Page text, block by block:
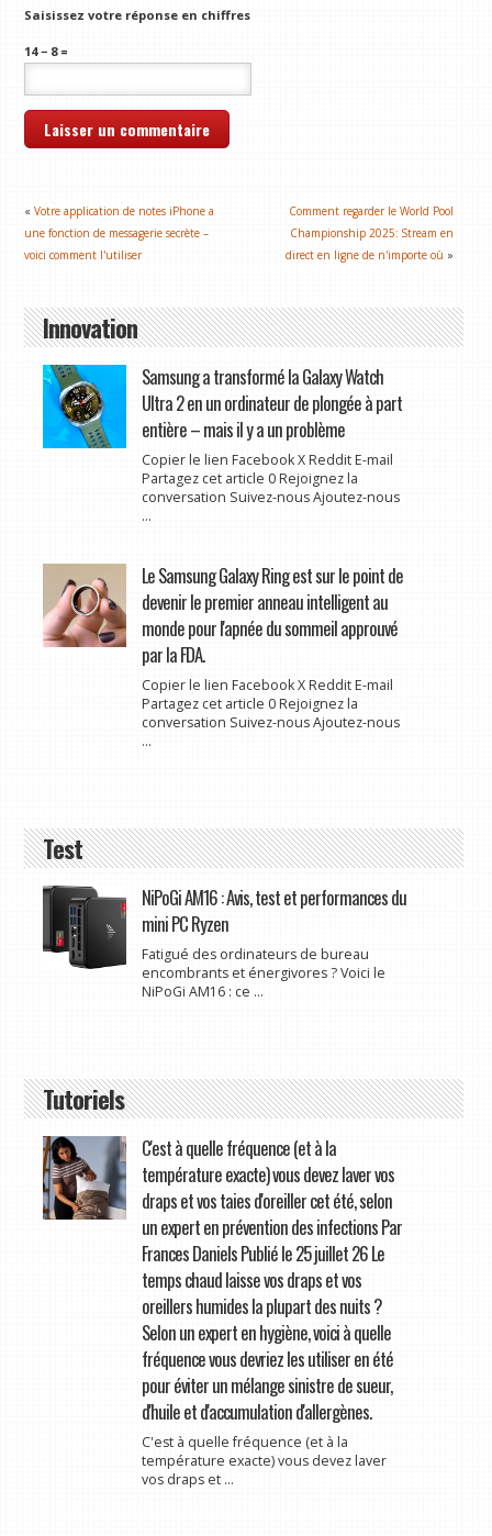
Saisissez votre réponse en chiffres
14 − 8 =
«Votre application de notes iPhone a
une fonction de messagerie secrète –
voici comment l'utiliser
Comment regarder le World Pool
Championship 2025: Stream en
direct en ligne de n'importe où »
Innovation
Samsung a transformé la Galaxy Watch
Ultra 2 en un ordinateur de plongée à part
entière – mais il y a un problème
Copier le lien Facebook X Reddit E-mail
Partagez cet article 0 Rejoignez la
conversation Suivez-nous Ajoutez-nous
...
Le Samsung Galaxy Ring est sur le point de
devenir le premier anneau intelligent au
monde pour l'apnée du sommeil approuvé
par la FDA.
Copier le lien Facebook X Reddit E-mail
Partagez cet article 0 Rejoignez la
conversation Suivez-nous Ajoutez-nous
...
Test
NiPoGi AM16 : Avis, test et performances du
mini PC Ryzen
Fatigué des ordinateurs de bureau
encombrants et énergivores ? Voici le
NiPoGi AM16 : ce ...
Tutoriels
C'est à quelle fréquence (et à la
température exacte) vous devez laver vos
draps et vos taies d'oreiller cet été, selon
un expert en prévention des infections Par
Frances Daniels Publié le 25 juillet 26 Le
temps chaud laisse vos draps et vos
oreillers humides la plupart des nuits ?
Selon un expert en hygiène, voici à quelle
fréquence vous devriez les utiliser en été
pour éviter un mélange sinistre de sueur,
d'huile et d'accumulation d'allergènes.
C'est à quelle fréquence (et à la
température exacte) vous devez laver
vos draps et ...